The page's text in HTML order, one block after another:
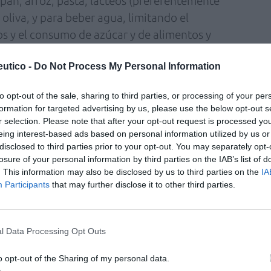
- Do Not Process My Personal Information
opt-out of the sale, sharing to third parties, or processing of your
for targeted advertising by us, please use the below opt-out
selection. Please note that after your opt-out request is processed
interest-based ads based on personal information utilized by us
to third parties prior to your opt-out. You may separately
of your personal information by third parties on the IAB’s list of
This information may also be disclosed by us to third parties on the
Participants that may further disclose it to other third parties.
Data Processing Opt Outs
opt-out of the Sharing of my personal data.
y para beber agua, limitando el
y el consumo de azúcar y de alimentos y
escolar, debe tenerse en cuenta que
el 9% de las comidas que el niño
Aun así, según los resultados del
de los escolares encuestados realizó un
él al menos un lácteo, un farináceo y una
se estudió a 10.899 niños (5.532 niños y
escolares de todas las comunidades
muestra es representativa del conjunto
grupos de edad.